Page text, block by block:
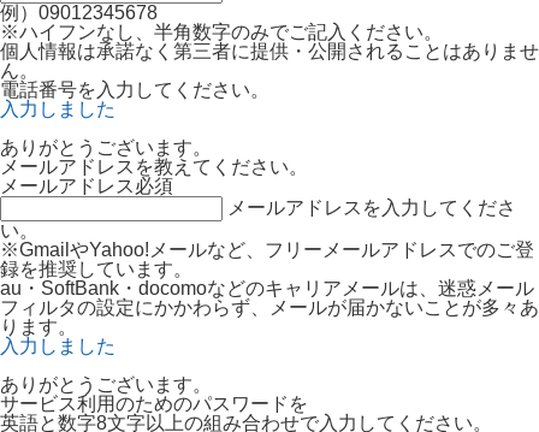
例）09012345678
※ハイフンなし、半角数字のみでご記入ください。
個人情報は承諾なく第三者に提供・公開されることはありませ
ん。
電話番号を入力してください。
入力しました
ありがとうございます。
メールアドレスを教えてください。
メールアドレス必須
メールアドレスを入力してくださ
い。
※GmailやYahoo!メールなど、フリーメールアドレスでのご登
録を推奨しています。
au・SoftBank・docomoなどのキャリアメールは、迷惑メール
フィルタの設定にかかわらず、メールが届かないことが多々あ
ります。
入力しました
ありがとうございます。
サービス利用のためのパスワードを
英語と数字8文字以上の組み合わせで入力してください。